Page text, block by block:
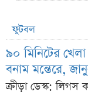
ফুটবল
৯০ মিনিটের
বনাম মন্তেরে,
ক্রীড়া ডেস্ক: লিগস